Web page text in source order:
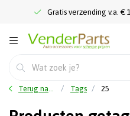
Gratis verzending v.a. €
Terug naar home Tags 25